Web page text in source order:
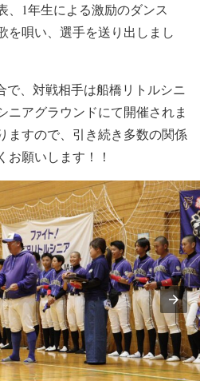
、1年生による激励のダンス
を唄い、選手を送り出しまし
で、対戦相手は船橋リトルシニ
ニアグラウンドにて開催されま
ますので、引き続き多数の関係
お願いします！！